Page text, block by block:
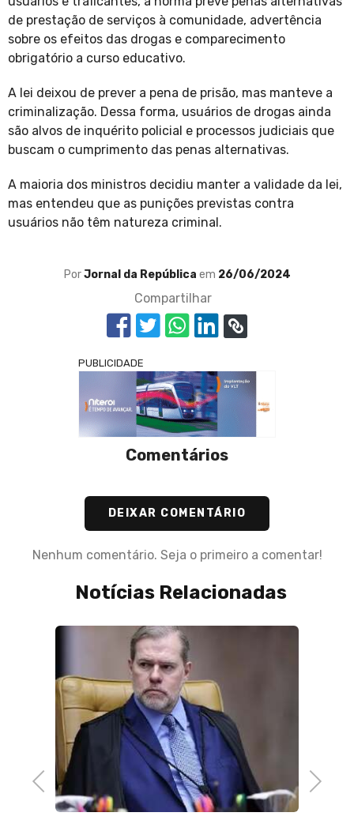
de prestação de serviços à comunidade, advertência
sobre os efeitos das drogas e comparecimento
obrigatório a curso educativo.
A lei deixou de prever a pena de prisão, mas manteve a
criminalização. Dessa forma, usuários de drogas ainda
são alvos de inquérito policial e processos judiciais que
buscam o cumprimento das penas alternativas.
A maioria dos ministros decidiu manter a validade da lei,
mas entendeu que as punições previstas contra
usuários não têm natureza criminal.
PorJornal da República em 26/06/2024
Compartilhar
PUBLICIDADE
Comentários
DEIXAR COMENTÁRIO
Nenhum comentário. Seja o primeiro a comentar!
Notícias Relacionadas
Previous Next